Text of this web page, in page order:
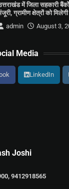
में जिला सहकारी
ग्रामीण क्षेत्रों को
admin
August 3,
Media
LinkedIn
Joshi
9412918565